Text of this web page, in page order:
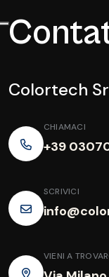
Colortech
CHIAMACI
+39
SCRIVICI
VIENI A